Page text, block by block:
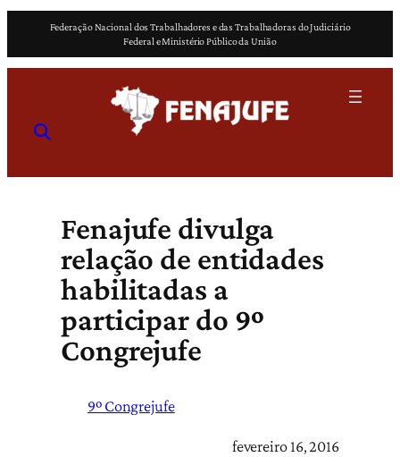
o
Federação Nacional dos Trabalhadores e das Trabalhadoras do Judiciário
Federal e Ministério Público da União
Fenajufe divulga
relação de entidades
habilitadas a
participar do 9º
Congrejufe
9º Congrejufe
fevereiro 16, 2016